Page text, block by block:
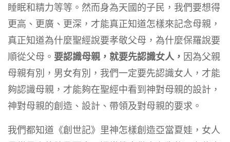
睡眠和精力等等。然而身為天國的子民，我們要想得
更高、更廣、更深，才能真正知道怎樣來記念母親，
真正知道為什麼聖經說要孝敬父母，為什麼保羅說要
順從父母。 要認識母親，就要先認識女人， 因為父親
母親有別，男女有別，我們一定要先認識女人，才能
夠認識母親，才能夠在聖經中看到神對母親的設計，
神對母親的創造、設計、帶領及對母親的要求。
我們都知道《創世記》里神怎樣創造亞當夏娃，女人